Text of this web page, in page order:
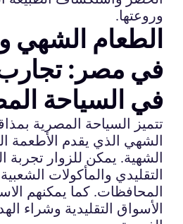
وروعتها.
الطعام الشهي
في مصر:
في السياحة
تتميز السياحة المصرية
الشهي الذي يقدم الأطعمة
الشهية. يمكن للزوار تجربة
التقليدي والمأكولات
المحافظات. كما يمكنهم
الأسواق التقليدية وشراء